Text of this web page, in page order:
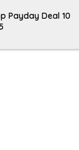
Payday Deal 10